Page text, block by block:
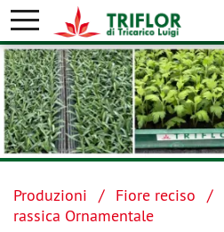
Produzioni Fiore reciso
rassica Ornamentale